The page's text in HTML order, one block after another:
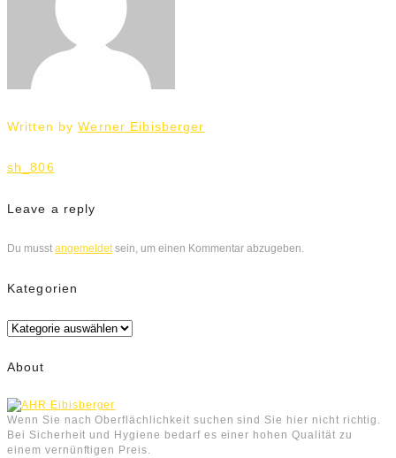
Written byWerner Eibisberger
Beitrags-
Navigation
sh_806
Leave a reply
Du musst angemeldetsein, um einen Kommentar abzugeben.
Kategorien
Kategorien
About
Wenn Sie nach Oberflächlichkeit suchen sind Sie hier nicht richtig.
Bei Sicherheit und Hygiene bedarf es einer hohen Qualität zu
einem vernünftigen Preis.